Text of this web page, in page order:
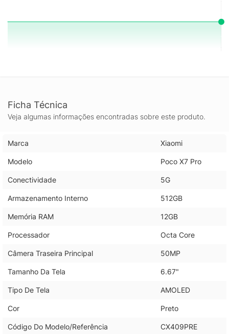
Ficha Técnica
Veja algumas informações encontradas sobre este produto.
Marca Xiaomi
Modelo Poco X7 Pro
Conectividade 5G
Armazenamento Interno 512GB
Memória RAM 12GB
Processador Octa Core
Câmera Traseira Principal 50MP
Tamanho Da Tela 6.67"
Tipo De Tela AMOLED
Cor Preto
Código Do Modelo/Referência CX409PRE